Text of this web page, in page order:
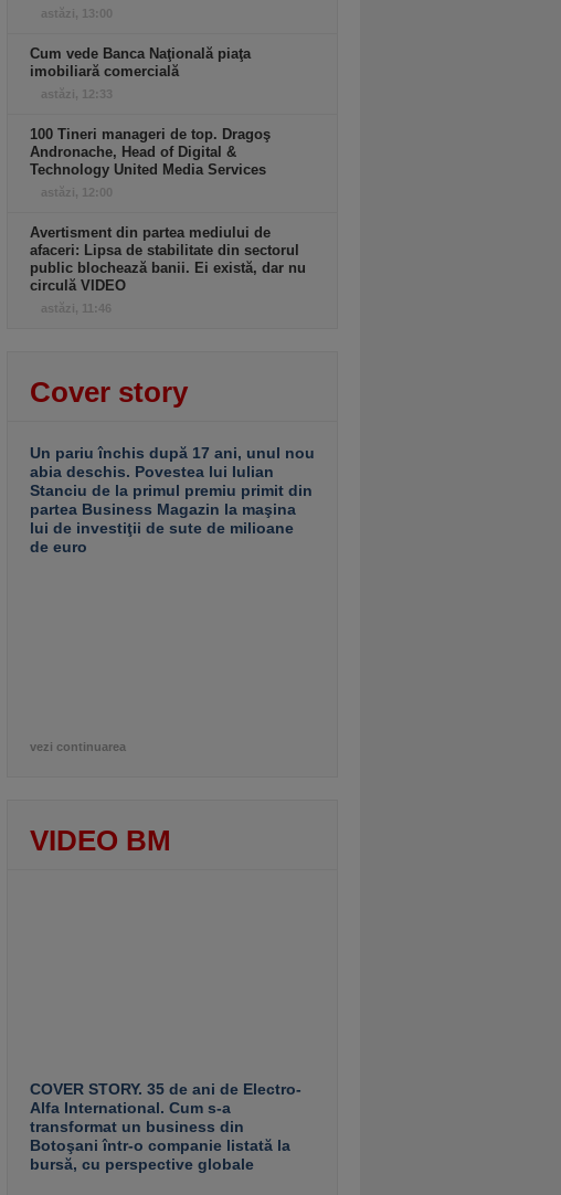
astăzi, 13:00
Cum vede Banca Naţională piaţa
imobiliară comercială
astăzi, 12:33
100 Tineri manageri de top. Dragoş
Andronache, Head of Digital &
Technology United Media Services
astăzi, 12:00
Avertisment din partea mediului de
afaceri: Lipsa de stabilitate din sectorul
public blochează banii. Ei există, dar nu
circulă VIDEO
astăzi, 11:46
Cover story
Un pariu închis după 17 ani, unul nou
abia deschis. Povestea lui Iulian
Stanciu de la primul premiu primit din
partea Business Magazin la maşina
lui de investiţii de sute de milioane
de euro
vezi continuarea
VIDEO BM
COVER STORY. 35 de ani de Electro-
Alfa International. Cum s-a
transformat un business din
Botoşani într-o companie listată la
bursă, cu perspective globale